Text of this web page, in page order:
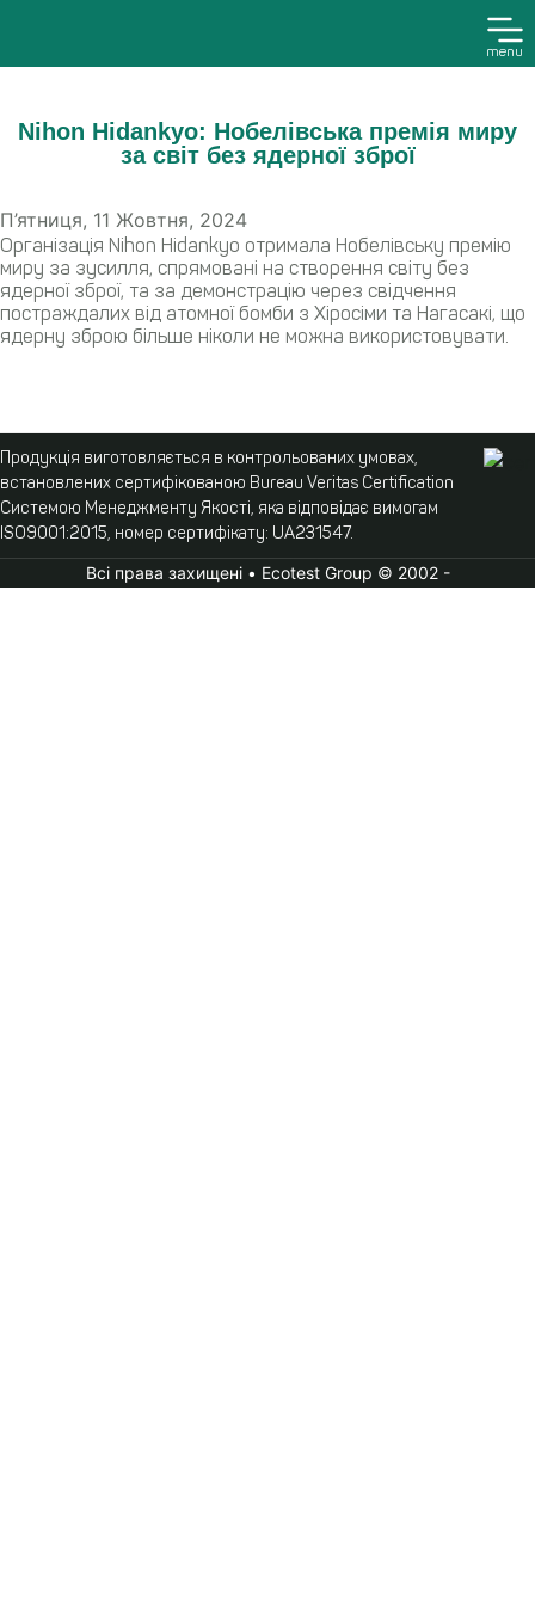
menu
Nihon Hidankyo: Нобелівська премія миру
за світ без ядерної зброї
П’ятниця, 11 Жовтня, 2024
Організація Nihon Hidankyo отримала Нобелівську премію
миру за зусилля, спрямовані на створення світу без
ядерної зброї, та за демонстрацію через свідчення
постраждалих від атомної бомби з Хіросіми та Нагасакі, що
ядерну зброю більше ніколи не можна використовувати.
Продукція виготовляється в контрольованих умовах,
встановлених сертифікованою Bureau Veritas Certification
Системою Менеджменту Якості, яка відповідає вимогам
ISO9001:2015, номер сертифікату: UA231547.
Всі права захищені • Ecotest Group © 2002 -